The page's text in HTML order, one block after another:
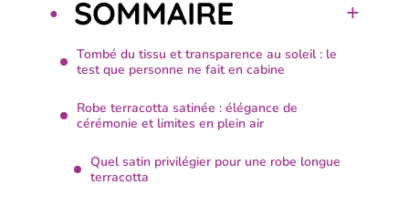
SOMMAIRE
Tombé du tissu et transparence au soleil : le
test que personne ne fait en cabine
Robe terracotta satinée : élégance de
cérémonie et limites en plein air
Quel satin privilégier pour une robe longue
terracotta